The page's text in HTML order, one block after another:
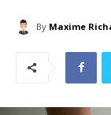
By Maxime